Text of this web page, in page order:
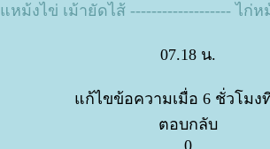
หม้งไข่ เม้ายัดไส้ ------------------- ไก่
07.18 น.
ก้ไขข้อความเมื่อ 6 ชั่วโมง
ตอบกลับ
0